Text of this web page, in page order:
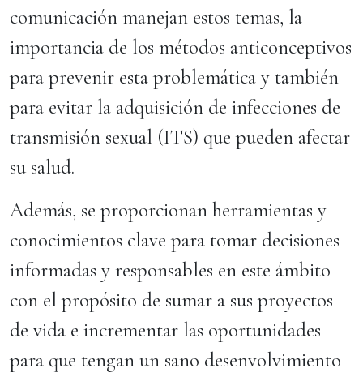
comunicación manejan estos temas, la
importancia de los métodos anticonceptivos
para prevenir esta problemática y también
para evitar la adquisición de infecciones de
transmisión sexual (ITS) que pueden afectar
su salud.
Además, se proporcionan herramientas y
conocimientos clave para tomar decisiones
informadas y responsables en este ámbito
con el propósito de sumar a sus proyectos
de vida e incrementar las oportunidades
para que tengan un sano desenvolvimiento